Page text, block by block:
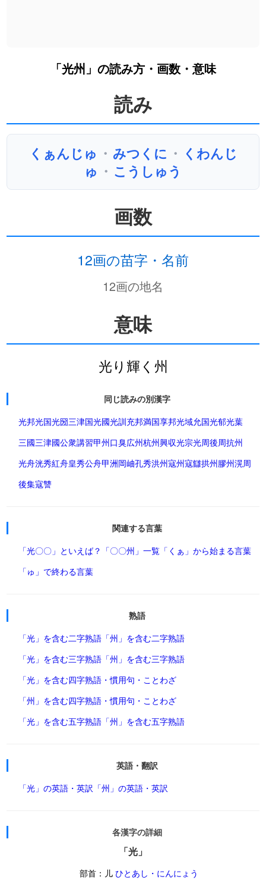
「光州」の読み方・画数・意味
読み
くぁんじゅ ・ みつくに ・ くわんじ
ゅ ・ こうしゅう
画数
12画の苗字・名前
12画の地名
意味
光り輝く州
同じ読みの別漢字
光邦光国光圀三津国光國光訓充邦満国享邦光域允国光郁光葉
三國三津國公衆講習甲州口臭広州杭州興収光宗光周後周抗州
光舟洸秀紅舟皇秀公舟甲洲岡岫孔秀洪州寇州寇讎拱州膠州滉周
後集寇讐
関連する言葉
「光〇〇」といえば？ 「〇〇州」一覧 「くぁ」から始まる言葉
「ゅ」で終わる言葉
熟語
「光」を含む二字熟語 「州」を含む二字熟語
「光」を含む三字熟語 「州」を含む三字熟語
「光」を含む四字熟語・慣用句・ことわざ
「州」を含む四字熟語・慣用句・ことわざ
「光」を含む五字熟語 「州」を含む五字熟語
英語・翻訳
「光」の英語・英訳 「州」の英語・英訳
各漢字の詳細
「光」
部首：儿 ひとあし・にんにょう